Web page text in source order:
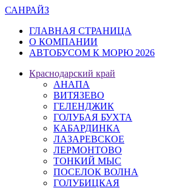
САНРАЙЗ
ГЛАВНАЯ СТРАНИЦА
О КОМПАНИИ
АВТОБУСОМ К МОРЮ 2026
Краснодарский край
АНАПА
ВИТЯЗЕВО
ГЕЛЕНДЖИК
ГОЛУБАЯ БУХТА
КАБАРДИНКА
ЛАЗАРЕВСКОЕ
ЛЕРМОНТОВО
ТОНКИЙ МЫС
ПОСЕЛОК ВОЛНА
ГОЛУБИЦКАЯ